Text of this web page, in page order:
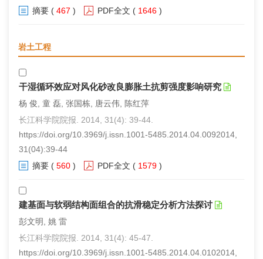
摘要 ( 467 ) PDF全文 ( 1646 )
岩土工程
干湿循环效应对风化砂改良膨胀土抗剪强度影响研究
杨 俊, 童 磊, 张国栋, 唐云伟, 陈红萍
长江科学院院报. 2014, 31(4): 39-44.
https://doi.org/10.3969/j.issn.1001-5485.2014.04.0092014,
31(04):39-44
摘要 ( 560 ) PDF全文 ( 1579 )
建基面与软弱结构面组合的抗滑稳定分析方法探讨
彭文明, 姚 雷
长江科学院院报. 2014, 31(4): 45-47.
https://doi.org/10.3969/j.issn.1001-5485.2014.04.0102014,